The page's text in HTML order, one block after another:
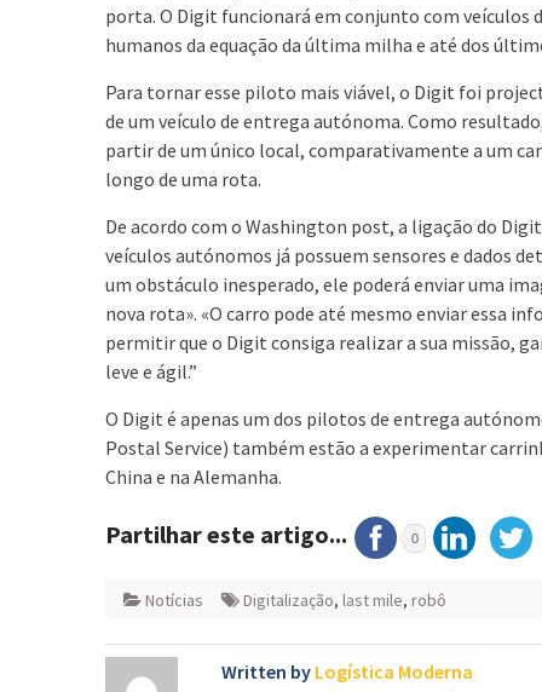
porta. O Digit funcionará em conjunto com
humanos da equação da última milha e até dos
Para tornar esse piloto mais viável, o Digit foi
de um veículo de entrega autónoma. Como
partir de um único local, comparativamente a um
longo de uma rota.
De acordo com o Washington post, a ligação do
veículos autónomos já possuem sensores e dados
um obstáculo inesperado, ele poderá enviar uma
nova rota». «O carro pode até mesmo enviar essa
permitir que o Digit consiga realizar a sua missão,
leve e ágil.”
O Digit é apenas um dos pilotos de entrega
Postal Service) também estão a experimentar
China e na Alemanha.
Partilhar este artigo... 0
Notícias Digitalização, last mile, robô
Written by Logística Moderna